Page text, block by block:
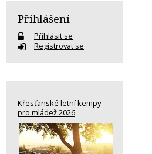
Přihlášení
Přihlásit se
Registrovat se
Křesťanské letní kempy
pro mládež 2026